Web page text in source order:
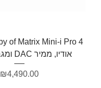
אודיו, ממיר DAC ומגבר אוזניות
מחיר
₪4,490.00